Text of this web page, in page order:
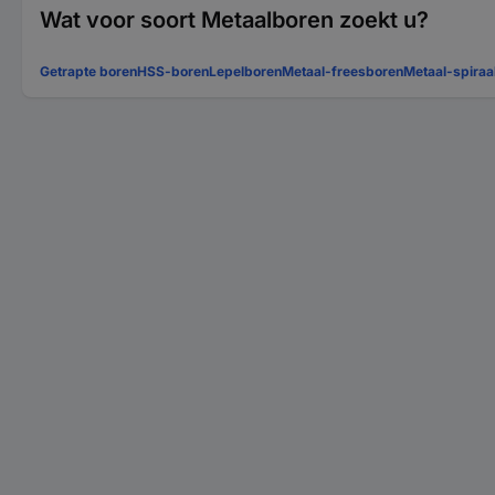
Wat voor soort Metaalboren zoekt u?
Getrapte borenHSS-borenLepelborenMetaal-freesborenMetaal-